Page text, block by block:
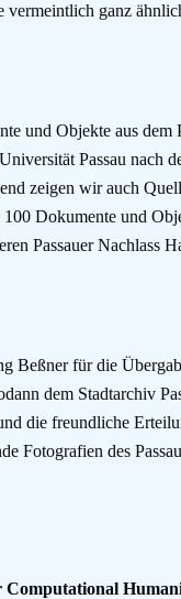
ganz
und Objekte aus
Passau nach
zeigen wir auch
Dokumente und
Passauer Nachlass
für die
dem Stadtarchiv
die freundliche
Fotografien des